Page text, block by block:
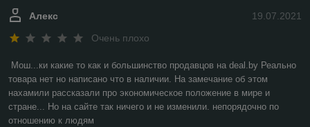
19.07.2021
Алекс
Очень плохо
Мош...ки какие то как и большинство продавцов на deal.by Реально
товара нет но написано что в наличии. На замечание об этом
нахамили рассказали про экономическое положение в мире и
стране... Но на сайте так ничего и не изменили. непорядочно по
отношению к людям